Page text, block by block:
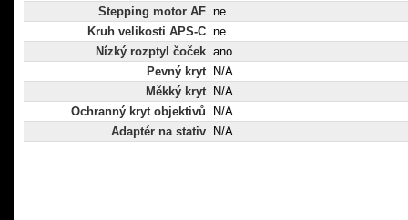
Stepping motor AF ne
Kruh velikosti APS-C ne
Nízký rozptyl čoček ano
Pevný kryt
N/A
Měkký kryt
N/A
Ochranný kryt objektivů
N/A
Adaptér na stativ
N/A